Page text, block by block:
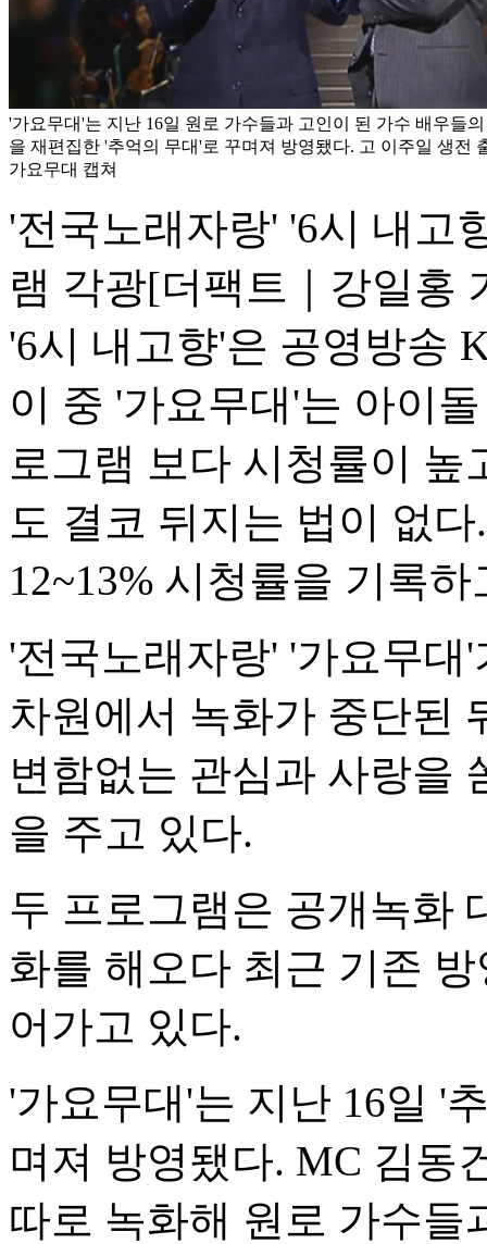
'가요무대'는 지난 16일 원로 가수들과 고인이 된 가수 배우들
을 재편집한 '추억의 무대'로 꾸며져 방영됐다. 고 이주일 생전
가요무대 캡쳐
'전국노래자랑' '6시 내고
램 각광[더팩트｜강일홍
'6시 내고향'은 공영방송
이 중 '가요무대'는 아이
로그램 보다 시청률이 높
도 결코 뒤지는 법이 없
12~13% 시청률을 기록하
'전국노래자랑' '가요무대
차원에서 녹화가 중단된
변함없는 관심과 사랑을
을 주고 있다.
두 프로그램은 공개녹화
화를 해오다 최근 기존
어가고 있다.
'가요무대'는 지난 16일 '
며져 방영됐다. MC 김동
따로 녹화해 원로 가수들